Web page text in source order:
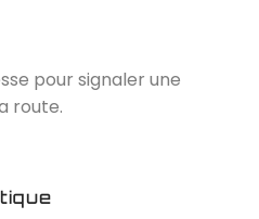
pour signaler une
route.